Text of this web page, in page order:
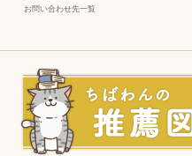
お問い合わせ先一覧